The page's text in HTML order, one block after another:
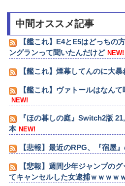
中間オススメ記事
【艦これ】E4とE5はどっちの
ングランって聞いたんだけど NEW!
【艦これ】煙幕してんのに大
【艦これ】ヴァトールはなん
NEW!
『ほの暮しの庭』Switch2版
本 NEW!
【悲報】最近のRPG、『宿屋
【悲報】週間少年ジャンプの
てキャンセルした女逮捕ｗｗｗｗ